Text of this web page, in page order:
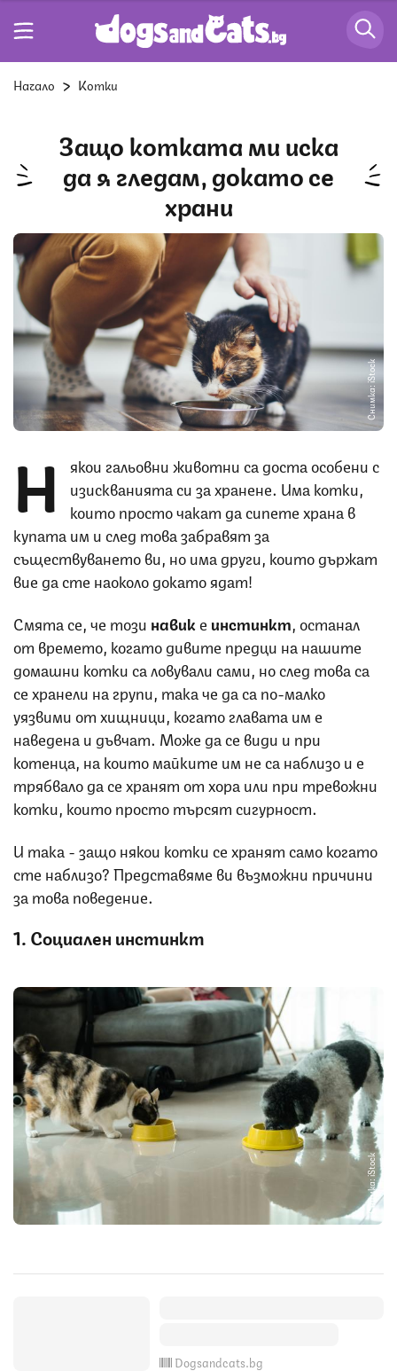
Начало Котки
Защо котката ми иска
да я гледам, докато се
храни
Снимка: iStock
Н
якои гальовни животни са доста особени с
изискванията си за хранене. Има котки,
които просто чакат да сипете храна в
купата им и след това забравят за
съществуването ви, но има други, които държат
вие да сте наоколо докато ядат!
Смята се, че този навике инстинкт , останал
от времето, когато дивите предци на нашите
домашни котки са ловували сами, но след това са
се хранели на групи, така че да са по-малко
уязвими от хищници, когато главата им е
наведена и дъвчат. Може да се види и при
котенца, на които майките им не са наблизо и е
трябвало да се хранят от хора или при тревожни
котки, които просто търсят сигурност.
И така - защо някои котки се хранят само когато
сте наблизо? Представяме ви възможни причини
за това поведение.
1. Социален инстинкт
Снимка: iStock
Dogsandcats.bg